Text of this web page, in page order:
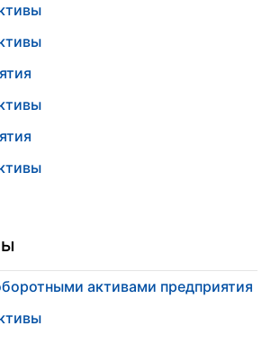
активами предприятия